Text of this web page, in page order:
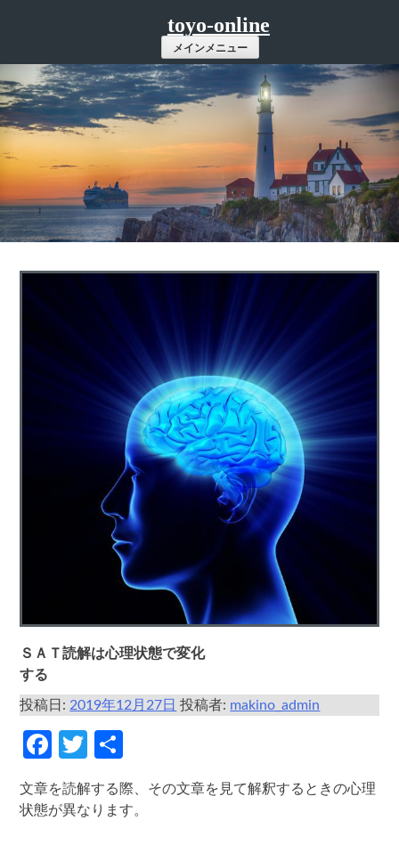
ツ
へ
ス
キ
ッ
プ
toyo-online
メインメニュー
ＳＡＴ読解は心理状態で変化
する
投稿日:2019年12月27日 投稿者: makino_admin
Facebook
Twitter
文章を読解する際、その文章を見て解釈するときの心理
状態が異なります。